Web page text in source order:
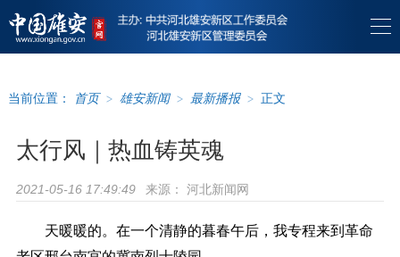
当前位置： 首页 > 雄安新闻 > 最新播报 > 正文
太行风｜热血铸英魂
2021-05-16 17:49:49 来源： 河北新闻网
天暖暖的。在一个清静的暮春午后，我专程来到革命